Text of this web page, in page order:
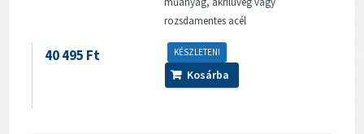
rozsdamentes acél
KÉSZLETEN!
40 495 Ft
Kosárba